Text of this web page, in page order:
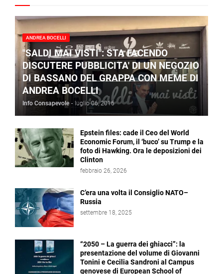
ANDREA BOCELLI
"SALDI MAI VISTI": STA FACENDO
DISCUTERE PUBBLICITA' DI UN NEGOZIO
DI BASSANO DEL GRAPPA CON MEME DI
ANDREA BOCELLI
Info Consapevole - luglio 06, 2016
Epstein files: cade il Ceo del World
Economic Forum, il ‘buco’ su Trump e la
foto di Hawking. Ora le deposizioni dei
Clinton
febbraio 26, 2026
C’era una volta il Consiglio NATO–
Russia
settembre 18, 2025
“2050 – La guerra dei ghiacci”: la
presentazione del volume di Giovanni
Tonini e Cecilia Sandroni al Campus
genovese di European School of